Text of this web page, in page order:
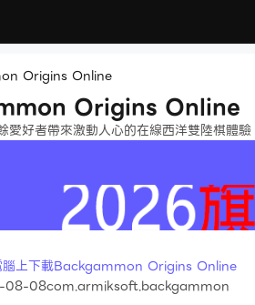
Origins Online
Origins Online
愛好者帶來激動人心的在線西洋雙陸棋體驗
腦上下載Backgammon Origins Online
08-08com.armiksoft.backgammon